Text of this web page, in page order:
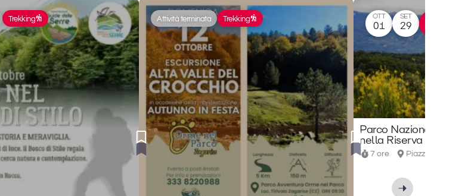
Trekking Attività terminata Trekking
Parco Nazionale del
nella Riserva
7 ore Piazza Aldo
OTT
01
SET
29